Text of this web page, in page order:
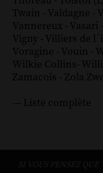
Twain - Valdagne -
Vannereux - Vasari -
Vigny - Villiers de
Voragine - Vouin -
Wilkie Collins-
Zamacoïs - Zola
--- Liste complète